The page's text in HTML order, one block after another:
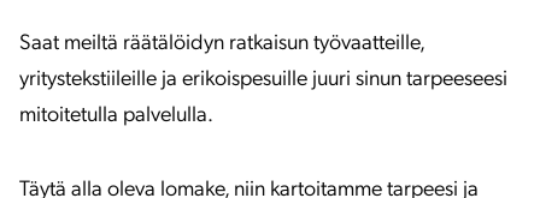
Saat meiltä räätälöidyn ratkaisun työvaatteille,
yritystekstiileille ja erikoispesuille juuri sinun tarpeeseesi
mitoitetulla palvelulla.
Täytä alla oleva lomake, niin kartoitamme tarpeesi ja